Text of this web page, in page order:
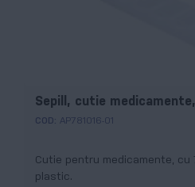
Sepill, cutie
COD: AP781016-01
Cutie pentru medicamente, cu
plastic.